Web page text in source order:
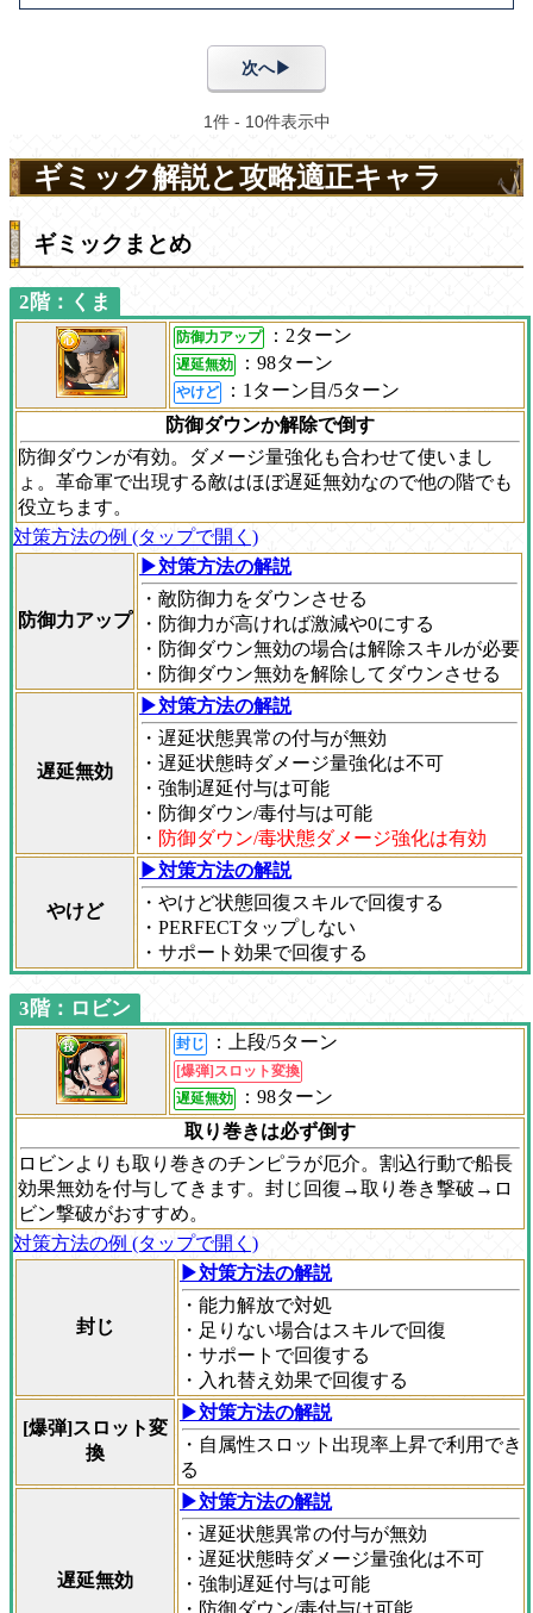
ギミック解説と攻略適正キャラ
ギミックまとめ
2階：くま
防御力アップ ：2ターン
遅延無効 ：98ターン
やけど
：1ターン目/5ターン
防御ダウンか解除で倒す
防御ダウンが有効。ダメージ量強化も合わせて使いまし
ょ。革命軍で出現する敵はほぼ遅延無効なので他の階でも
役立ちます。
対策方法の例 (タップで開く)
防御力アップ
▶対策方法の解説
・敵防御力をダウンさせる
・防御力が高ければ激減や0にする
・防御ダウン無効の場合は解除スキルが必要
・防御ダウン無効を解除してダウンさせる
遅延無効
▶対策方法の解説
・遅延状態異常の付与が無効
・遅延状態時ダメージ量強化は不可
・強制遅延付与は可能
・防御ダウン/毒付与は可能
・ 防御ダウン/毒状態ダメージ強化は有効
やけど
▶対策方法の解説
・やけど状態回復スキルで回復する
・PERFECTタップしない
・サポート効果で回復する
3階：ロビン
封じ ：上段/5ターン
[爆弾]スロット変換
遅延無効
：98ターン
取り巻きは必ず倒す
ロビンよりも取り巻きのチンピラが厄介。割込行動で船長
効果無効を付与してきます。封じ回復→取り巻き撃破→ロ
ビン撃破がおすすめ。
対策方法の例 (タップで開く)
封じ
▶対策方法の解説
・能力解放で対処
・足りない場合はスキルで回復
・サポートで回復する
・入れ替え効果で回復する
[爆弾]スロット変
換
▶対策方法の解説
・自属性スロット出現率上昇で利用でき
る
遅延無効
▶対策方法の解説
・遅延状態異常の付与が無効
・遅延状態時ダメージ量強化は不可
・強制遅延付与は可能